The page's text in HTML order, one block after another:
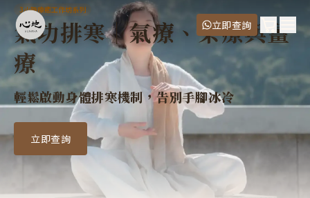
立即查詢
購物車
氣功排寒｜氣療、茶療與薑療
中醫常說，寒氣是百病之根。長期虛寒會導致臟腑功能失調，
導師
Mei Leung
價錢
正價:$980
二人同行:$1,760
三堂套票:$2,400
五堂套票:$3,600
常見問題
3小時療癒系列套票，有哪些課堂適用？
套票適用於所有 3小時療癒工作坊系列課堂，主題包括： 氣功
3小時療癒工作坊系列
氣功排寒｜氣療、茶療與薑
療
輕鬆啟動身體排寒機制，告別手腳冰冷
立即查詢